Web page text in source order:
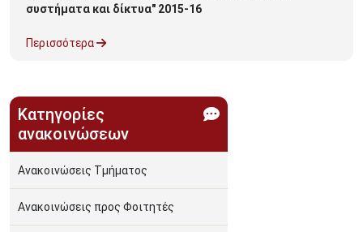
συστήματα και δίκτυα" 2015-16
Περισσότερα
Κατηγορίες
ανακοινώσεων
Ανακοινώσεις Τμήματος
Ανακοινώσεις προς Φοιτητές